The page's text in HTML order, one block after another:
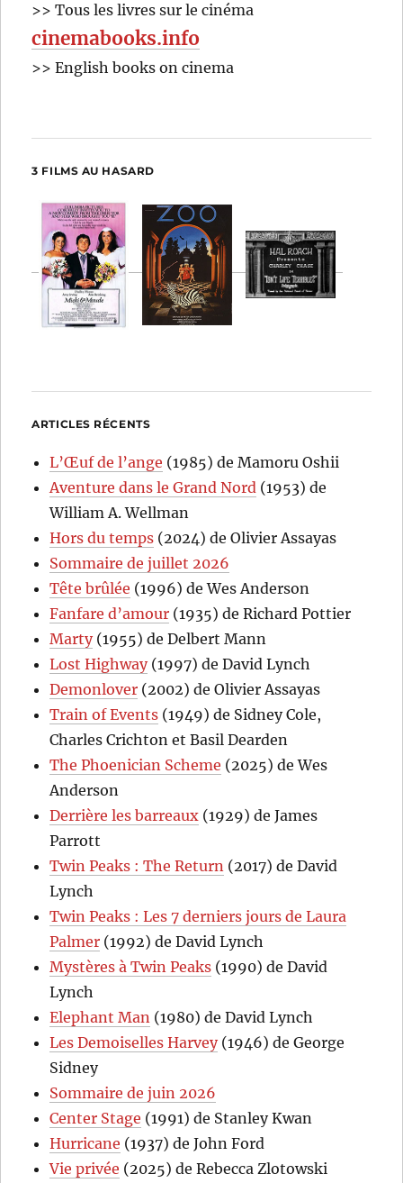
>> Tous les livres sur le cinéma
cinemabooks.info
>> English books on cinema
3 FILMS AU HASARD
ARTICLES RÉCENTS
L’Œuf de l’ange (1985) de Mamoru Oshii
Aventure dans le Grand Nord (1953) de
William A. Wellman
Hors du temps (2024) de Olivier Assayas
Sommaire de juillet 2026
Tête brûlée (1996) de Wes Anderson
Fanfare d’amour (1935) de Richard Pottier
Marty(1955) de Delbert Mann
Lost Highway(1997) de David Lynch
Demonlover (2002) de Olivier Assayas
Train of Events (1949) de Sidney Cole,
Charles Crichton et Basil Dearden
The Phoenician Scheme (2025) de Wes
Anderson
Derrière les barreaux (1929) de James
Parrott
Twin Peaks : The Return (2017) de David
Lynch
Twin Peaks : Les 7 derniers jours de Laura
Palmer (1992) de David Lynch
Mystères à Twin Peaks (1990) de David
Lynch
Elephant Man (1980) de David Lynch
Les Demoiselles Harvey(1946) de George
Sidney
Sommaire de juin 2026
Center Stage (1991) de Stanley Kwan
Hurricane (1937) de John Ford
Vie privée (2025) de Rebecca Zlotowski